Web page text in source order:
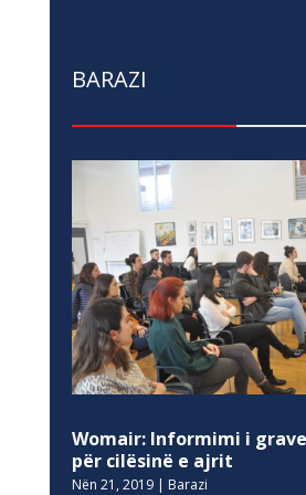
BARAZI
Womair: Informimi i
për cilësinë e ajrit
Nën 21, 2019| Barazi